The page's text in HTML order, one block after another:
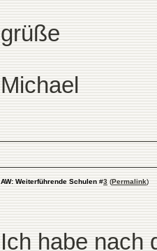
grüße
Michael
AW: Weiterführende Schulen #3 (Permalink)
Ich habe nach